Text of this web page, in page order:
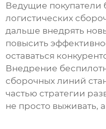
Ведущие покупатели
логистических
дальше внедрять
повысить
оставаться
Внедрение
сборочных линий
частью стратегии
не просто выживать,